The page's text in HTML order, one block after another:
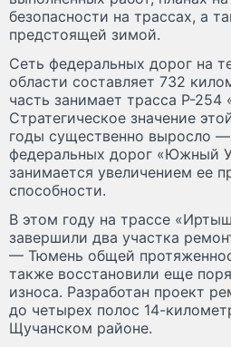
безопасности на трассах, а
предстоящей зимой.
Сеть федеральных дорог на
области составляет 732
часть занимает трасса Р-254
Стратегическое значение
годы существенно выросло
федеральных дорог «Южный
занимается увеличением ее
способности.
В этом году на трассе
завершили два участка
— Тюмень общей
также восстановили еще
износа. Разработан проект
до четырех полос 14-
Щучанском районе.